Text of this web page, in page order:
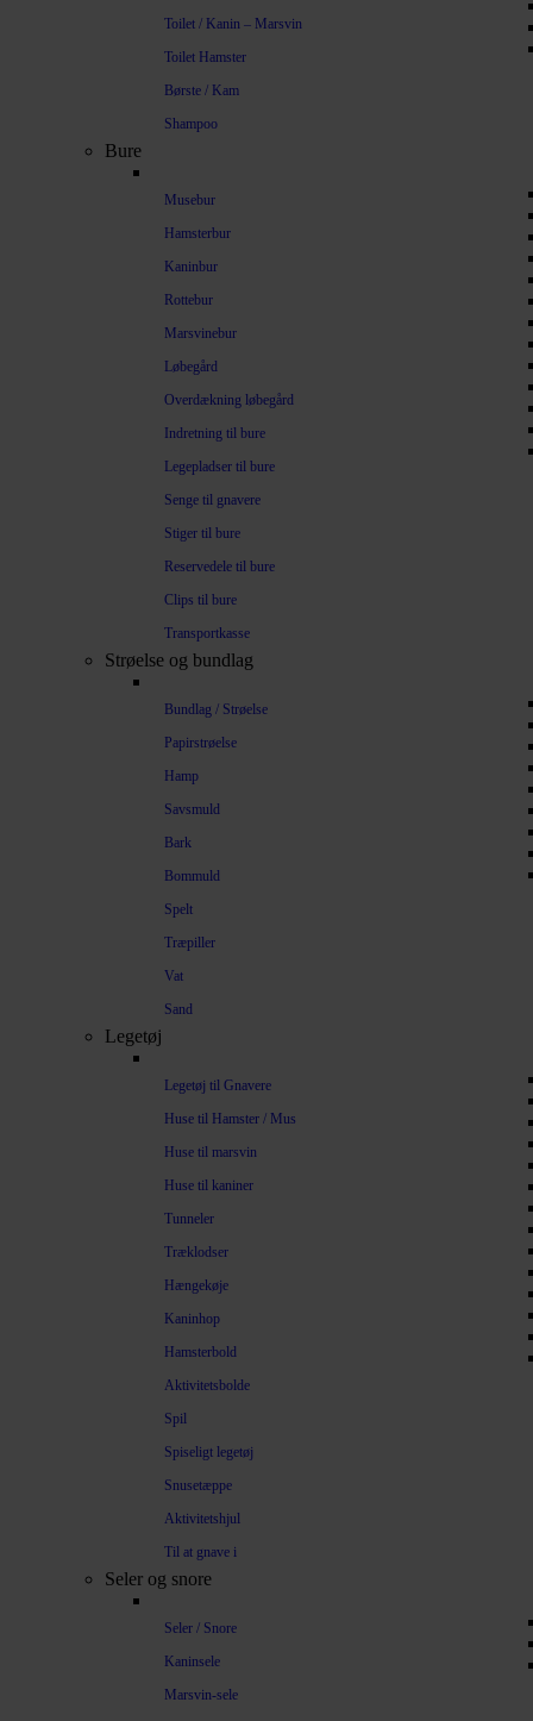
Toilet / Kanin – Marsvin
Toilet Hamster
Børste / Kam
Shampoo
Bure
Musebur
Hamsterbur
Kaninbur
Rottebur
Marsvinebur
Løbegård
Overdækning løbegård
Indretning til bure
Legepladser til bure
Senge til gnavere
Stiger til bure
Reservedele til bure
Clips til bure
Transportkasse
Strøelse og bundlag
Bundlag / Strøelse
Papirstrøelse
Hamp
Savsmuld
Bark
Bommuld
Spelt
Træpiller
Vat
Sand
Legetøj
Legetøj til Gnavere
Huse til Hamster / Mus
Huse til marsvin
Huse til kaniner
Tunneler
Træklodser
Hængekøje
Kaninhop
Hamsterbold
Aktivitetsbolde
Spil
Spiseligt legetøj
Snusetæppe
Aktivitetshjul
Til at gnave i
Seler og snore
Seler / Snore
Kaninsele
Marsvin-sele